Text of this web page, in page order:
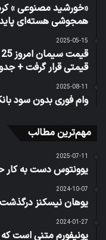
«خورشید مصنوعی »
همجوشی هسته‌ای
2025-05-15
قیمتی قرار گرفت +
2025-08-11
وام فوری بدون سود
مهم‌ترین مطالب
2025-07-11
یوونتوس دست به
2024-10-07
یوهان نیسکنز درگذشت
2024-01-27
یونیفورم متنی است